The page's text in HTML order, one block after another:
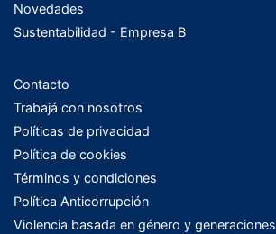
Novedades
Sustentabilidad - Empresa B
Contacto
Trabajá con nosotros
Políticas de privacidad
Política de cookies
Términos y condiciones
Política Anticorrupción
Violencia basada en género y generaciones